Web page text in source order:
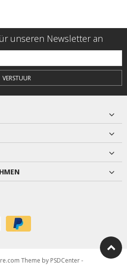
unseren Newsletter an
VERSTUUR
Theme by PSDCenter-